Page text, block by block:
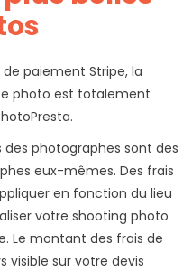
paiement Stripe, la
photo est totalement
des photographes sont des
eux-mêmes. Des frais
en fonction du lieu
votre shooting photo
Le montant des frais de
visible sur votre devis